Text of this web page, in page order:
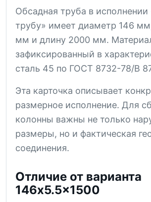
Обсадная труба в исполнении
трубу» имеет диаметр 146
мм и длину 2000 мм.
зафиксированный в
сталь 45 по ГОСТ 8732-78/В
Эта карточка описывает
размерное исполнение. Для
колонны важны не только
размеры, но и фактическая
соединения.
Отличие от варианта
146x5.5x1500